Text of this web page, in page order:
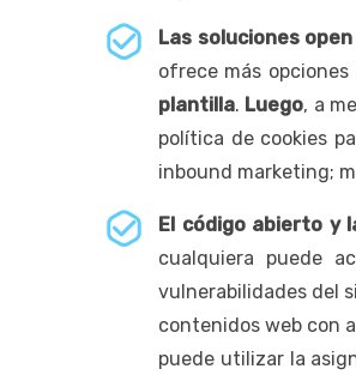
Las soluciones
ofrece más
plantilla. Luego, a
política de cookies
inbound marketing;
El código abierto y
cualquiera puede
vulnerabilidades del
contenidos web con
puede utilizar la